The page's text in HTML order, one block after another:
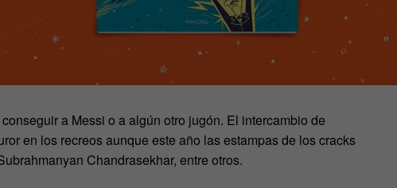
a Messi o a algún otro jugón. El intercambio de
en los recreos aunque este año las estampas de los cracks
Chandrasekhar, entre otros.